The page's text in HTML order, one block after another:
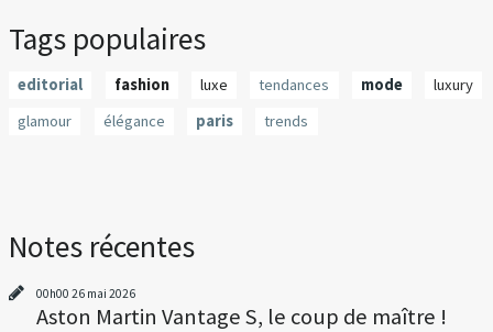
Tags populaires
editorial fashion luxe tendances mode
luxury
glamour
élégance paris trends
Notes récentes
00h00 26 mai 2026
Aston Martin Vantage S, le coup de maître !